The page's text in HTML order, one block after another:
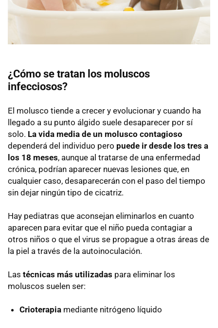
¿Cómo se tratan los moluscos
infecciosos?
El molusco tiende a crecer y evolucionar y cuando ha
llegado a su punto álgido suele desaparecer por sí
solo. La vida media de un molusco contagioso
dependerá del individuo pero puede ir desde los tres a
los 18 meses, aunque al tratarse de una enfermedad
crónica, podrían aparecer nuevas lesiones que, en
cualquier caso, desaparecerán con el paso del tiempo
sin dejar ningún tipo de cicatriz.
Hay pediatras que aconsejan eliminarlos en cuanto
aparecen para evitar que el niño pueda contagiar a
otros niños o que el virus se propague a otras áreas de
la piel a través de la autoinoculación.
Las técnicas más utilizadas para eliminar los
moluscos suelen ser:
Crioterapia mediante nitrógeno líquido